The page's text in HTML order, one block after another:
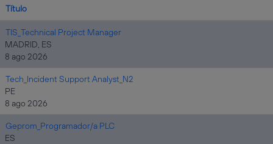
Título
TIS_Technical Project Manager
MADRID, ES
8 ago 2026
Tech_Incident Support Analyst_N2
PE
8 ago 2026
Geprom_Programador/a PLC
ES